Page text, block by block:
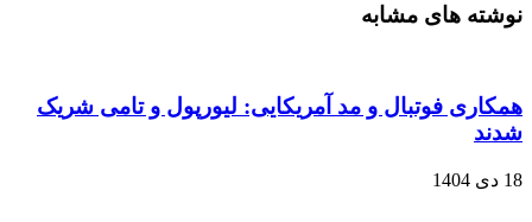
نوشته های مشابه
همکاری فوتبال و مد آمریکایی: لیورپول و تامی شریک
شدند
18 دی 1404